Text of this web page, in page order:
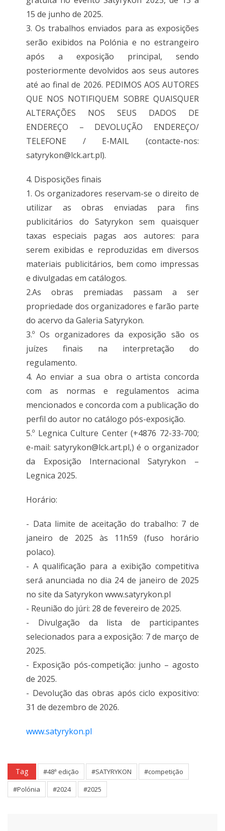
15 de junho de 2025.
3. Os trabalhos enviados para as exposições
serão exibidos na Polónia e no estrangeiro
após a exposição principal, sendo
posteriormente devolvidos aos seus autores
até ao final de 2026. PEDIMOS AOS AUTORES
QUE NOS NOTIFIQUEM SOBRE QUAISQUER
ALTERAÇÕES NOS SEUS DADOS DE
ENDEREÇO ​​​​– DEVOLUÇÃO ENDEREÇO/
TELEFONE / E-MAIL (contacte-nos:
satyrykon@lck.art.pl).
4. Disposições finais
1. Os organizadores reservam-se o direito de
utilizar as obras enviadas para fins
publicitários do Satyrykon sem quaisquer
taxas especiais pagas aos autores: para
serem exibidas e reproduzidas em diversos
materiais publicitários, bem como impressas
e divulgadas em catálogos.
2.As obras premiadas passam a ser
propriedade dos organizadores e farão parte
do acervo da Galeria Satyrykon.
3.º Os organizadores da exposição são os
juízes finais na interpretação do
regulamento.
4. Ao enviar a sua obra o artista concorda
com as normas e regulamentos acima
mencionados e concorda com a publicação do
perfil do autor no catálogo pós-exposição.
5.º Legnica Culture Center (+4876 72-33-700;
e-mail: satyrykon@lck.art.pl,) é o organizador
da Exposição Internacional Satyrykon –
Legnica 2025.
Horário:
- Data limite de aceitação do trabalho: 7 de
janeiro de 2025 às 11h59 (fuso horário
polaco).
- A qualificação para a exibição competitiva
será anunciada no dia 24 de janeiro de 2025
no site da Satyrykon www.satyrykon.pl
- Reunião do júri: 28 de fevereiro de 2025.
- Divulgação da lista de participantes
selecionados para a exposição: 7 de março de
2025.
- Exposição pós-competição: junho – agosto
de 2025.
- Devolução das obras após ciclo expositivo:
31 de dezembro de 2026.
www.satyrykon.pl
Tag #48ª edição #SATYRYKON
#competição
#Polónia
#2024 #2025